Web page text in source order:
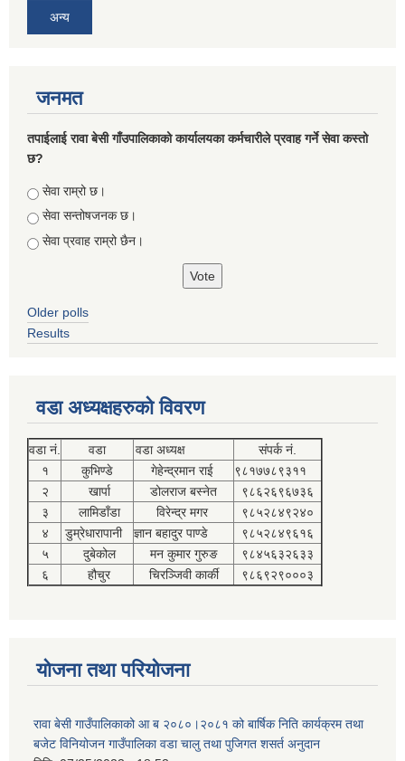
अन्य
जनमत
तपाईलाई रावा बेसी गाँउपालिकाको कार्यालयका कर्मचारीले प्रवाह गर्ने सेवा कस्तो
छ?
Choices
सेवा राम्रो छ।
सेवा सन्तोषजनक छ।
सेवा प्रवाह राम्रो छैन।
Older polls
Results
वडा अध्यक्षहरुको विवरण
वडा नं. वडा वडा अध्यक्ष
संपर्क नं.
१
कुभिण्डे गेहेन्द्रमान राई
९८१७७८९३११
२
खार्पा डोलराज बस्नेत
९८६२६९६७३६
३
लामिडाँडा विरेन्द्र मगर
९८५२८४९२४०
४
डुम्रेधारापानी ज्ञान बहादुर पाण्डे
९८५२८४९६१६
५
दुबेकोल मन कुमार गुरुङ
९८४५६३२६३३
६
हौचुर चिरञ्जिवी कार्की ९८६९२९०००३
योजना तथा परियोजना
रावा बेसी गाउँपालिकाको आ ब २०८०।२०८१ को बार्षिक निति कार्यक्रम तथा
बजेट विनियोजन गाउँपालिका वडा चालु तथा पुजिगत शसर्त अनुदान